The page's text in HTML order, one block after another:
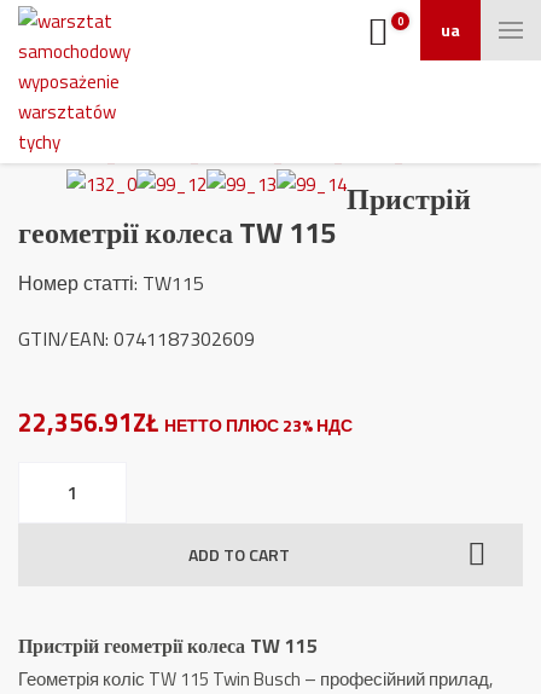
ua
0
Пристрій
геометрії колеса TW 115
Номер статті: TW115
GTIN/EAN: 0741187302609
22,356.91ZŁ НЕТТО ПЛЮС 23% НДС
геометрії
ADD TO CART
Пристрій геометрії колеса TW 115
Геометрія коліс TW 115 Twin Busch – професійний прилад,